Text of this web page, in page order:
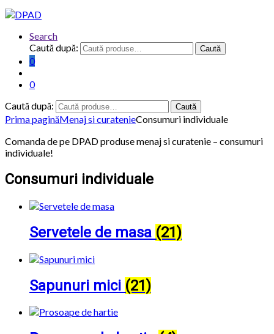
Search
Caută după:
Caută
0
0
Caută după:
Caută
Prima paginăMenaj si curatenieConsumuri individuale
Comanda de pe DPAD produse menaj si curatenie – consumuri
individuale!
Consumuri individuale
Servetele de masa (21)
Sapunuri mici (21)